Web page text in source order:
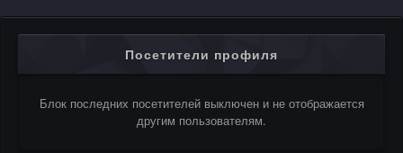
Посетители профиля
Блок последних посетителей выключен и не отображается
другим пользователям.